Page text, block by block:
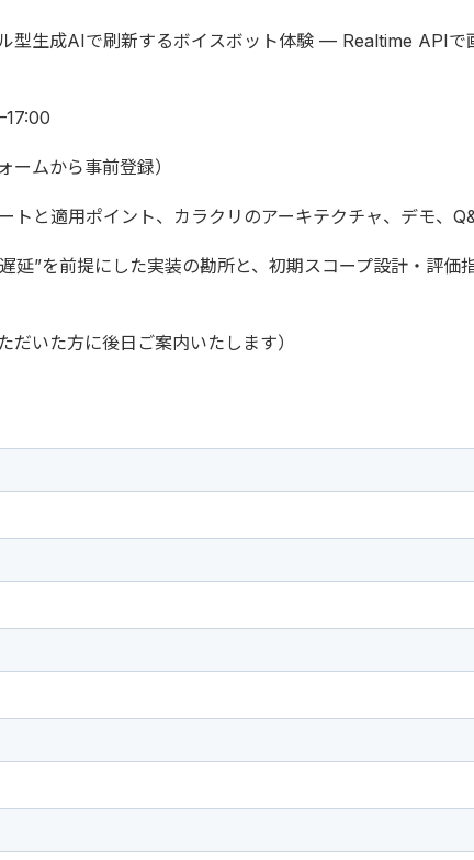
型生成AIで刷新するボイスボット体験 — Realtime APIで
ームから事前登録）
トと適用ポイント、カラクリのアーキテクチャ、デモ、
延”を前提にした実装の勘所と、初期スコープ設計・評価
いた方に後日ご案内いたします）